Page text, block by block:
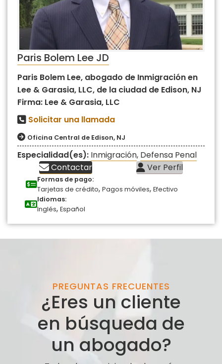
Paris Bolem Lee JD
Paris Bolem Lee, abogado de Inmigración en
Lee & Garasia, LLC, de la ciudad de Edison, NJ
Firma: Lee & Garasia, LLC
Solicitar una llamada
Oficina Central de Edison, NJ
Especialidad(es): Inmigración, Defensa Penal
Contactar
Ver Perfil
Formas de pago:
Tarjetas de crédito, Pagos móviles, Efectivo
Idiomas:
Inglés, Español
PREGUNTAS FRECUENTES
¿Eres un cliente
en búsqueda de
un abogado?